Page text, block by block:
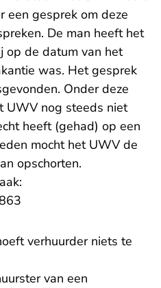
een gesprek om deze
De man heeft het
op de datum van het
was. Het gesprek
Onder deze
UWV nog steeds niet
heeft (gehad) op een
mocht het UWV de
opschorten.
verhuurder niets te
van een